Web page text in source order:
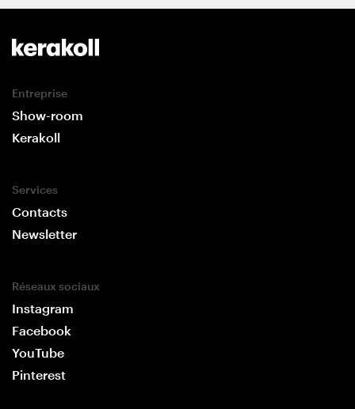
Entreprise
Show-room
Kerakoll
Services
Contacts
Newsletter
Réseaux sociaux
Instagram
Facebook
YouTube
Pinterest